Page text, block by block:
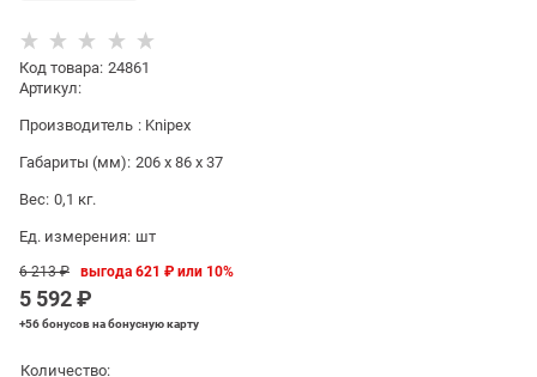
Код товара: 24861
Артикул:
Производитель : Knipex
Габариты (мм): 206 x 86 x 37
Вес: 0,1 кг.
Ед. измерения: шт
6 213 ₽
5 592 ₽
выгода621 ₽ или 10%
+56 бонусовна бонусную карту
Количество: